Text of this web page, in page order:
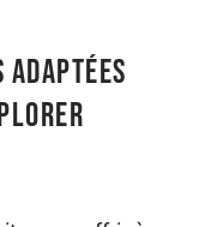
adaptées